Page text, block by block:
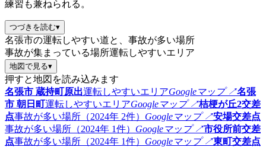
練習も兼ねられる。
つづきを読む▾
名張市の運転しやすい道と、事故が多い場所
事故が集まっている場所運転しやすいエリア
地図で見る▾
押すと地図を読み込みます
名張市 蔵持町原出運転しやすいエリアGoogleマップ ↗名張
市 朝日町運転しやすいエリアGoogleマップ ↗桔梗が丘2交差
点事故が多い場所（2024年 2件） Googleマップ ↗安場交差点
事故が多い場所（2024年 1件） Googleマップ ↗市役所前交差
点事故が多い場所（2024年 1件） Googleマップ ↗東町交差点